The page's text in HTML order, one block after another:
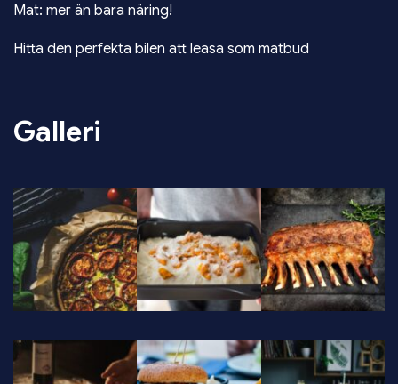
Mat: mer än bara näring!
Hitta den perfekta bilen att leasa som matbud
Galleri